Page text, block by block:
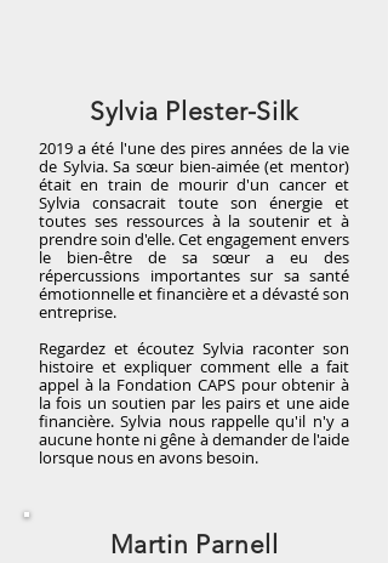
Sylvia Plester-Silk
2019 a été l'une des pires années de la vie
de Sylvia. Sa sœur bien-aimée (et mentor)
était en train de mourir d'un cancer et
Sylvia consacrait toute son énergie et
toutes ses ressources à la soutenir et à
prendre soin d'elle. Cet engagement envers
le bien-être de sa sœur a eu des
répercussions importantes sur sa santé
émotionnelle et financière et a dévasté son
entreprise.
Regardez et écoutez Sylvia raconter son
histoire et expliquer comment elle a fait
appel à la Fondation CAPS pour obtenir à
la fois un soutien par les pairs et une aide
financière. Sylvia nous rappelle qu'il n'y a
aucune honte ni gêne à demander de l'aide
lorsque nous en avons besoin.
Martin Parnell